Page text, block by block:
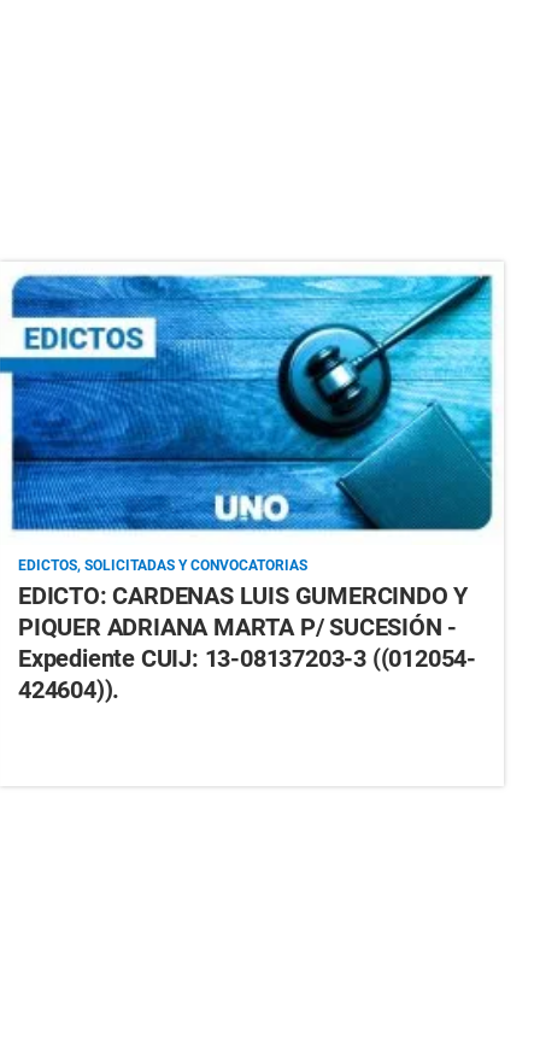
EDICTOS, SOLICITADAS Y CONVOCATORIAS
EDICTO: CARDENAS LUIS GUMERCINDO Y
PIQUER ADRIANA MARTA P/ SUCESIÓN -
Expediente CUIJ: 13-08137203-3 ((012054-
424604)).